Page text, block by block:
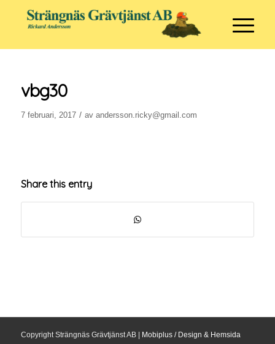
vbg30
7 februari, 2017 / av andersson.ricky@gmail.com
Share this entry
Copyright Strängnäs Grävtjänst AB | Mobiplus / Design & Hemsida